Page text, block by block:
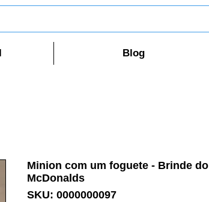
Blog
Minion com um foguete - Brinde do
McDonalds
SKU: 0000000097